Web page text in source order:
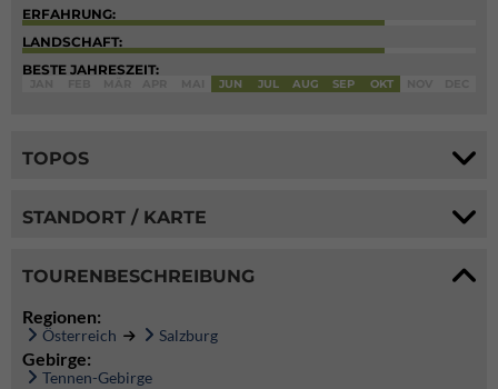
ERFAHRUNG:
LANDSCHAFT:
BESTE JAHRESZEIT:
JUN JUL AUG SEP OKT
TOPOS
STANDORT / KARTE
TOURENBESCHREIBUNG
Regionen:
Österreich Salzburg
Gebirge:
Tennen-Gebirge